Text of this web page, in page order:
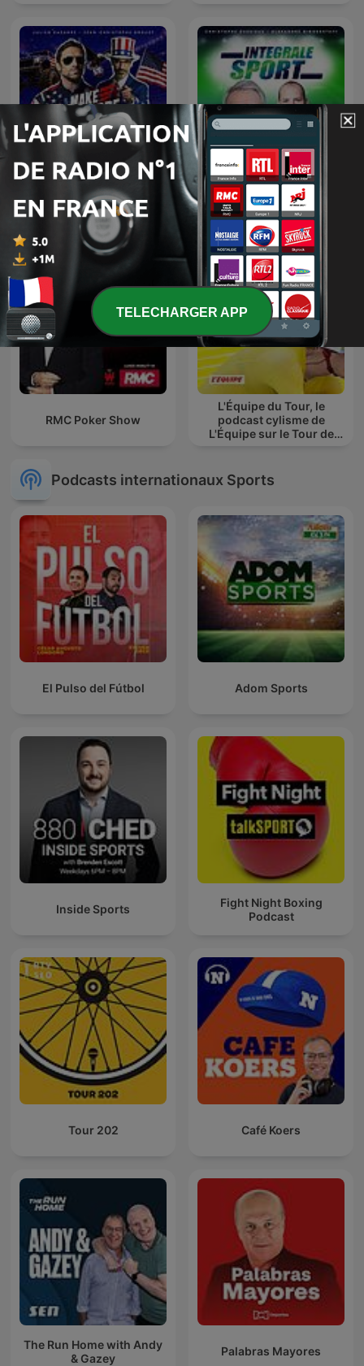
Les nuits du Cazarre
enchaîné
L'Intégrale Sport
RMC Poker Show
L'Équipe du Tour, le
podcast cylisme de
L'Équipe sur le Tour de
Podcasts internationaux Sports
El Pulso del Fútbol Adom Sports
Inside Sports
Fight Night Boxing
Podcast
Tour 202 Café Koers
The Run Home with Andy
& Gazey
Palabras Mayores
TELECHARGER APP